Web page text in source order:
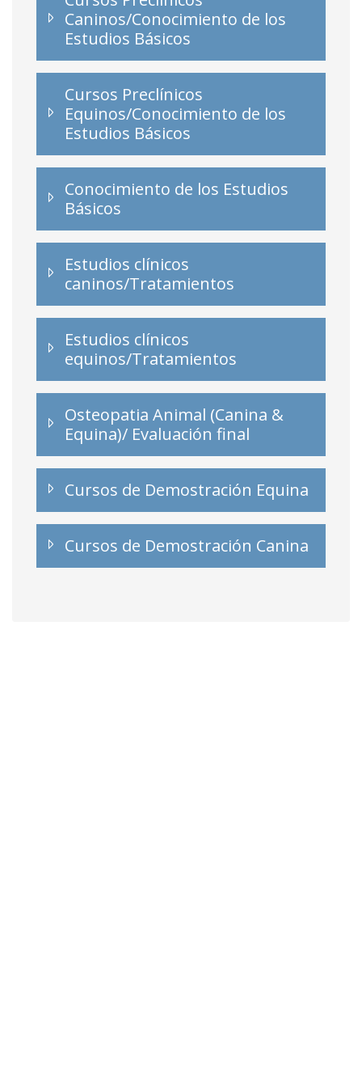
Caninos/Conocimiento de los
Estudios Básicos
Cursos Preclínicos
Equinos/Conocimiento de los
Estudios Básicos
Conocimiento de los Estudios
Básicos
Estudios clínicos
caninos/Tratamientos
Estudios clínicos
equinos/Tratamientos
Osteopatia Animal (Canina &
Equina)/ Evaluación final
Cursos de Demostración Equina
Cursos de Demostración Canina